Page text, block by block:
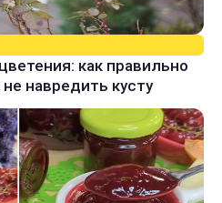
как правильно
навредить кусту